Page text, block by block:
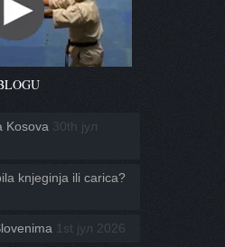
Kosova 30th јул
knjeginja ili carica?
1st јул 2026